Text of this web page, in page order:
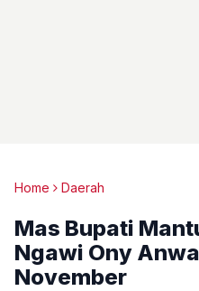
Home Daerah
Mas Bupati
Ngawi Ony
November